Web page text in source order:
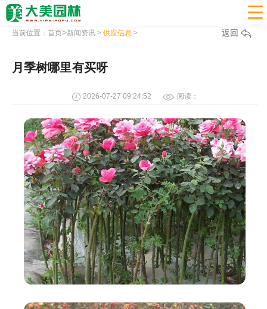

当前位置： 首页>新闻资讯> 供应信息 > 返回
月季树哪里有买呀
2026-07-27 09:24:52 阅读：